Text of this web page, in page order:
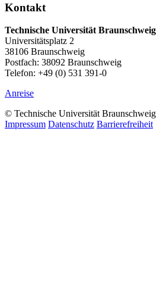
Kontakt
Technische Universität Braunschweig
Universitätsplatz 2
38106 Braunschweig
Postfach: 38092 Braunschweig
Telefon: +49 (0) 531 391-0
Anreise
© Technische Universität Braunschweig
Impressum Datenschutz Barrierefreiheit